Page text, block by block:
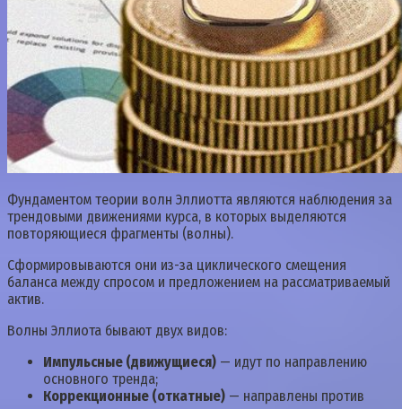
Фундаментом теории волн Эллиотта являются наблюдения за
трендовыми движениями курса, в которых выделяются
повторяющиеся фрагменты (волны).
Сформировываются они из-за циклического смещения
баланса между спросом и предложением на рассматриваемый
актив.
Волны Эллиота бывают двух видов:
Импульсные (движущиеся) — идут по направлению
основного тренда;
Коррекционные (откатные) — направлены против